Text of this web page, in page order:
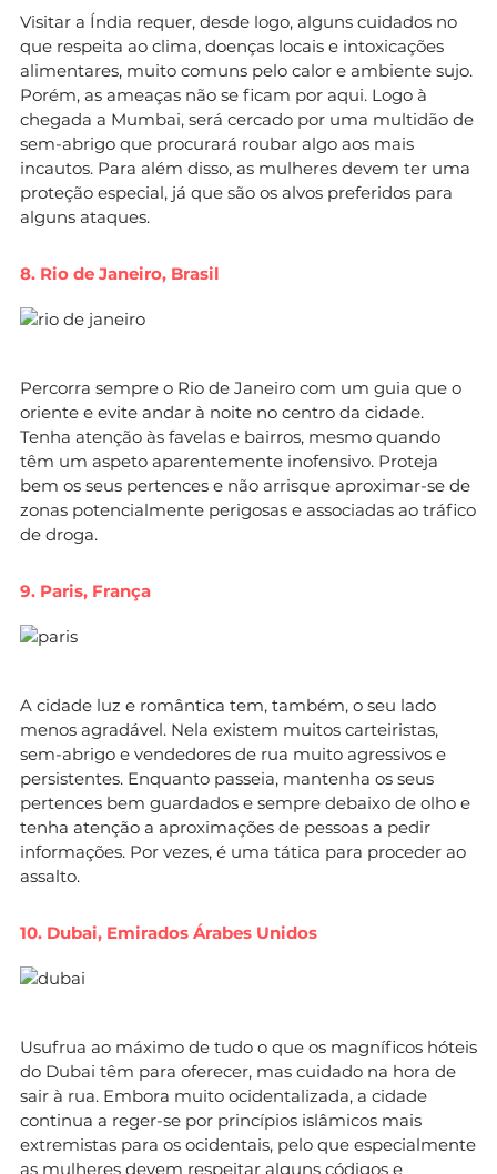
Visitar a Índia requer, desde logo, alguns cuidados no
que respeita ao clima, doenças locais e intoxicações
alimentares, muito comuns pelo calor e ambiente sujo.
Porém, as ameaças não se ficam por aqui. Logo à
chegada a Mumbai, será cercado por uma multidão de
sem-abrigo que procurará roubar algo aos mais
incautos. Para além disso, as mulheres devem ter uma
proteção especial, já que são os alvos preferidos para
alguns ataques.
8. Rio de Janeiro, Brasil
Percorra sempre o Rio de Janeiro com um guia que o
oriente e evite andar à noite no centro da cidade.
Tenha atenção às favelas e bairros, mesmo quando
têm um aspeto aparentemente inofensivo. Proteja
bem os seus pertences e não arrisque aproximar-se de
zonas potencialmente perigosas e associadas ao tráfico
de droga.
9. Paris, França
A cidade luz e romântica tem, também, o seu lado
menos agradável. Nela existem muitos carteiristas,
sem-abrigo e vendedores de rua muito agressivos e
persistentes. Enquanto passeia, mantenha os seus
pertences bem guardados e sempre debaixo de olho e
tenha atenção a aproximações de pessoas a pedir
informações. Por vezes, é uma tática para proceder ao
assalto.
10. Dubai, Emirados Árabes Unidos
Usufrua ao máximo de tudo o que os magníficos hóteis
do Dubai têm para oferecer, mas cuidado na hora de
sair à rua. Embora muito ocidentalizada, a cidade
continua a reger-se por princípios islâmicos mais
extremistas para os ocidentais, pelo que especialmente
as mulheres devem respeitar alguns códigos e